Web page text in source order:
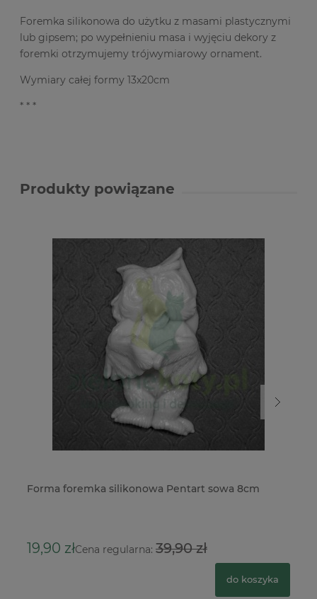
Foremka silikonowa do użytku z masami plastycznymi
lub gipsem; po wypełnieniu masa i wyjęciu dekory z
foremki otrzymujemy trójwymiarowy ornament.
Wymiary całej formy 13x20cm
* * *
Produkty powiązane
Forma foremka silikonowa Pentart sowa 8cm
19,90 złCena regularna: 39,90 zł
do koszyka